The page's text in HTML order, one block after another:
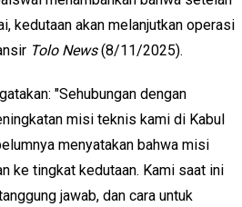
kedutaan akan melanjutkan operasi
Tolo News(8/11/2025).
"Sehubungan dengan
misi teknis kami di Kabul
menyatakan bahwa misi
ke tingkat kedutaan. Kami saat ini
jawab, dan cara untuk